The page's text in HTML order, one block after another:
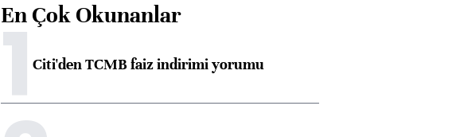
En Çok Okunanlar
1Citi'den TCMB faiz indirimi yorumu